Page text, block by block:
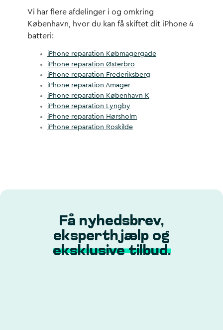
Vi har flere afdelinger i og omkring
København, hvor du kan få skiftet dit iPhone 4
batteri:
iPhone reparation Købmagergade
iPhone reparation Østerbro
iPhone reparation Frederiksberg
iPhone reparation Amager
iPhone reparation København K
iPhone reparation Lyngby
iPhone reparation Hørsholm
iPhone reparation Roskilde
Få nyhedsbrev,
eksperthjælp og
eksklusive tilbud.